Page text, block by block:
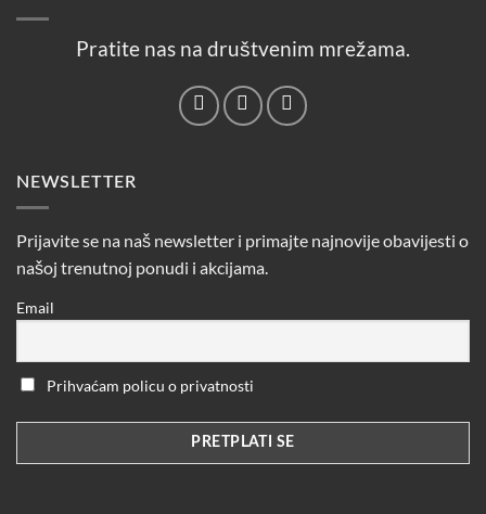
Pratite nas na društvenim mrežama.
NEWSLETTER
Prijavite se na naš newsletter i primajte najnovije obavijesti o
našoj trenutnoj ponudi i akcijama.
Email
Prihvaćam policu o privatnosti